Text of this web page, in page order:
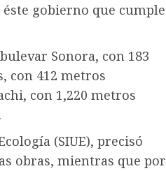
gobierno que cumple
Sonora, con 183
con 412 metros
con 1,220 metros
(SIUE), precisó
obras, mientras que por